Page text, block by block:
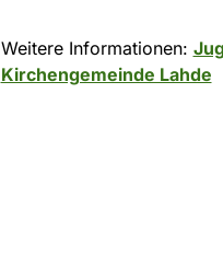
Weitere Informationen:
Kirchengemeinde Lahde